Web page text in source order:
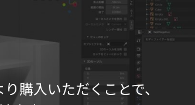
購入いただくことで、